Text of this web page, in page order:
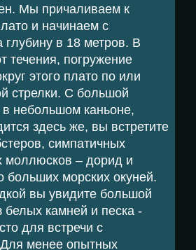
Мы причаливаем к
и начинаем с
глубину в 18 метров. В
течения, погружение
этого плато по или
стрелки. С большой
в небольшом каньоне,
здесь же, вы встретите
симпатичных
моллюсков – дорид и
больших морских окуней.
вы увидите большой
белых камней и песка -
для встречи с
менее опытных